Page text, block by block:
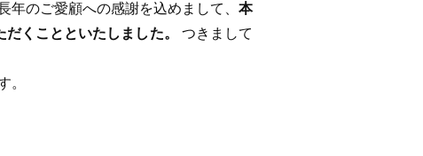
のご愛顧への感謝を込めまして、 本
くことといたしました。 つきまして
。